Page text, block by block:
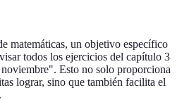
matemáticas, un objetivo específico
todos los ejercicios del capítulo 3
Esto no solo proporciona
lograr, sino que también facilita el